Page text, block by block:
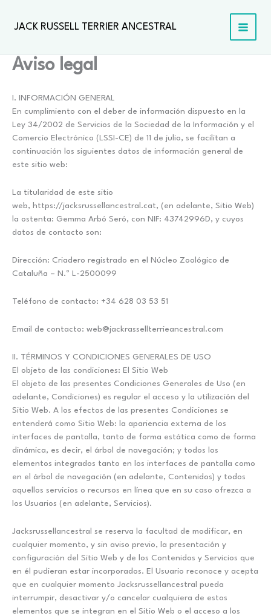
JACK RUSSELL TERRIER ANCESTRAL
Aviso legal
I. INFORMACIÓN GENERAL
En cumplimiento con el deber de información dispuesto en la
Ley 34/2002 de Servicios de la Sociedad de la Información y el
Comercio Electrónico (LSSI-CE) de 11 de julio, se facilitan a
continuación los siguientes datos de información general de
este sitio web:
La titularidad de este sitio
web, https://jacksrussellancestral.cat, (en adelante, Sitio Web)
la ostenta: Gemma Arbó Seró, con NIF: 43742996D, y cuyos
datos de contacto son:
Dirección: Criadero registrado en el Núcleo Zoológico de
Cataluña – N.º L-2500099
Teléfono de contacto: +34 628 03 53 51
Email de contacto: web@jackrassellterrieancestral.com
II. TÉRMINOS Y CONDICIONES GENERALES DE USO
El objeto de las condiciones: El Sitio Web
El objeto de las presentes Condiciones Generales de Uso (en
adelante, Condiciones) es regular el acceso y la utilización del
Sitio Web. A los efectos de las presentes Condiciones se
entenderá como Sitio Web: la apariencia externa de los
interfaces de pantalla, tanto de forma estática como de forma
dinámica, es decir, el árbol de navegación; y todos los
elementos integrados tanto en los interfaces de pantalla como
en el árbol de navegación (en adelante, Contenidos) y todos
aquellos servicios o recursos en línea que en su caso ofrezca a
los Usuarios (en adelante, Servicios).
Jacksrussellancestral se reserva la facultad de modificar, en
cualquier momento, y sin aviso previo, la presentación y
configuración del Sitio Web y de los Contenidos y Servicios que
en él pudieran estar incorporados. El Usuario reconoce y acepta
que en cualquier momento Jacksrussellancestral pueda
interrumpir, desactivar y/o cancelar cualquiera de estos
elementos que se integran en el Sitio Web o el acceso a los